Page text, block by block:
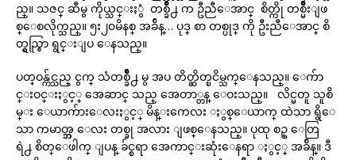
ည္။ သဇင္ ဆီမွ ကိုယ္သင္းႏွံ တစ္ခ်ိဳ႕ က ဦညီေအာင္ စိတ္ကို တစ္မ်ိဳးျဖ
စ္ေစလိုက္သည္။ ၅း၂၀မိနစ္ အခ်ိန္… ပုဒ္ စာ တစ္ပုဒ္ ကို ဦးညီေအာင္ စိ
တ္ရွည္စြာ ရွင္းျပ ေနသည္။
ပတ္ဝန္က်င္သည္ ငွက္ သံတစ္ခ်ိဳ႕ မွ အပ တိတ္ဆိတ္ၿငိမ္သက္ေနသည္။ ေက်ာ
င္းဝင္းႏွင့္ အေဆာင္ သည္ အေတာ္တန္ ေဝးသည္။ လိင္မတူ သူစိ
မ္း ေယာက်ားေလးႏွင့္ မိန္းကေလး ႏွစ္ေယာက္ ထဲသာ ရွိေ
သာ ကမာၻ္ဘ္ဘ ေလး တစ္ခု အလား ျဖစ္ေနသည္။ ပုထု စဥ္ ေတြ
ရဲ႕ စိတ္ေဖါက္ ျပန္ ခ်င္စရာ အေကာင္းဆုံးေနရာ ႏွင့္ အခ်ိန္။ ဒီ